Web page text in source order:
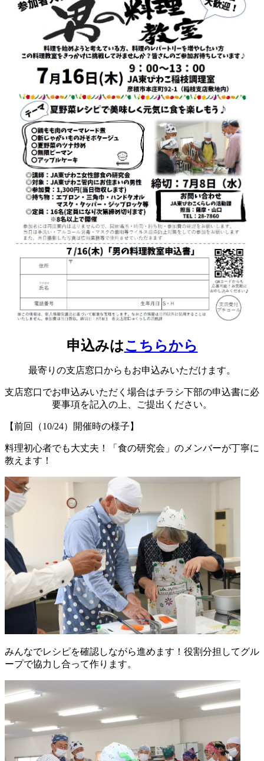
申込みはこちらから
最寄りの支店窓口からもお申込みいただけます。
支店窓口でお申込みいただく場合はチラシ下部の申込書に必
要事項を記入の上、ご提出ください。
【前回（10/24）開催時の様子】
料理初心者でも大丈夫！「食の研究会」のメンバーが丁寧に
教えます！
みんなでレシピを確認しながら進めます！役割分担してグル
ープで協力し合って作ります。